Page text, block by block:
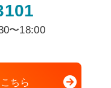
〜18:00
ちら